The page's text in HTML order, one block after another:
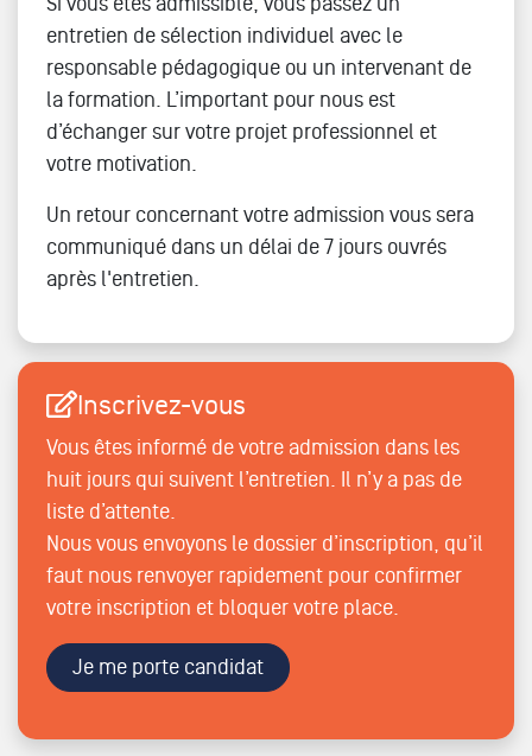
entretien de sélection individuel avec le
responsable pédagogique ou un intervenant de
la formation. L’important pour nous est
d’échanger sur votre projet professionnel et
votre motivation.
Un retour concernant votre admission vous sera
communiqué dans un délai de 7 jours ouvrés
après l'entretien.
Inscrivez-vous
Vous êtes informé de votre admission dans les
huit jours qui suivent l’entretien. Il n’y a pas de
liste d’attente.
Nous vous envoyons le dossier d’inscription, qu’il
faut nous renvoyer rapidement pour confirmer
votre inscription et bloquer votre place.
Je me porte candidat